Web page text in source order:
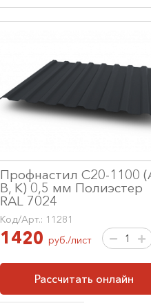
Профнастил С20-1100
В, К) 0,5 мм Полиэстер
RAL 7024
Код/Арт.: 11281
1420 руб./лист
Рассчитать онлайн